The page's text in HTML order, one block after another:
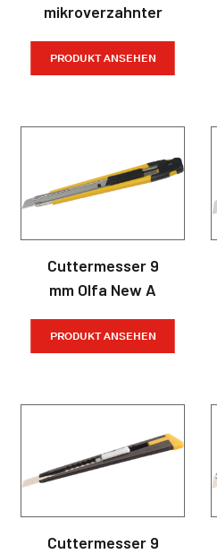
mikroverzahnter
PRODUKT ANSEHEN
Cuttermesser 9
mm Olfa New A
PRODUKT ANSEHEN
Cuttermesser 9